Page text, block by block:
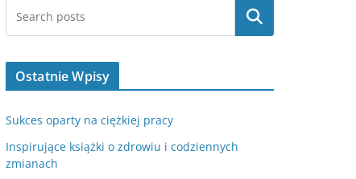
Szukaj
Ostatnie Wpisy
Sukces oparty na ciężkiej pracy
Inspirujące książki o zdrowiu i codziennych
zmianach